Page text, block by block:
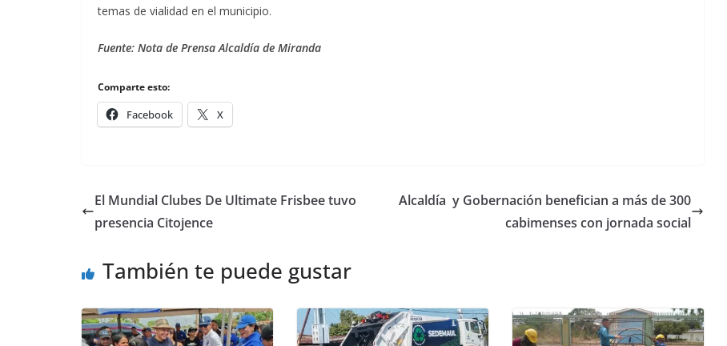
temas de vialidad en el municipio.
Fuente: Nota de Prensa Alcaldía de Miranda
Comparte esto:
Facebook X
El Mundial Clubes De Ultimate Frisbee tuvo
presencia Citojence
Alcaldía y Gobernación benefician a más de 300
cabimenses con jornada social
También te puede gustar